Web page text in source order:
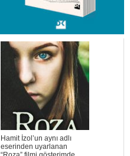
Hamit İzol’un aynı adlı
eserinden uyarlanan